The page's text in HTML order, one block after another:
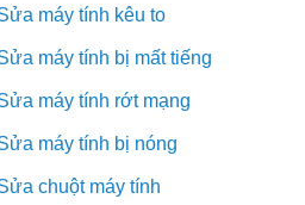
máy tính kêu to
máy tính bị mất tiếng
máy tính rớt mạng
máy tính bị nóng
chuột máy tính